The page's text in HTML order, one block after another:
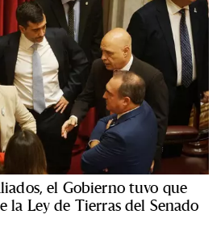
el Gobierno tuvo que
la Ley de Tierras del Senado